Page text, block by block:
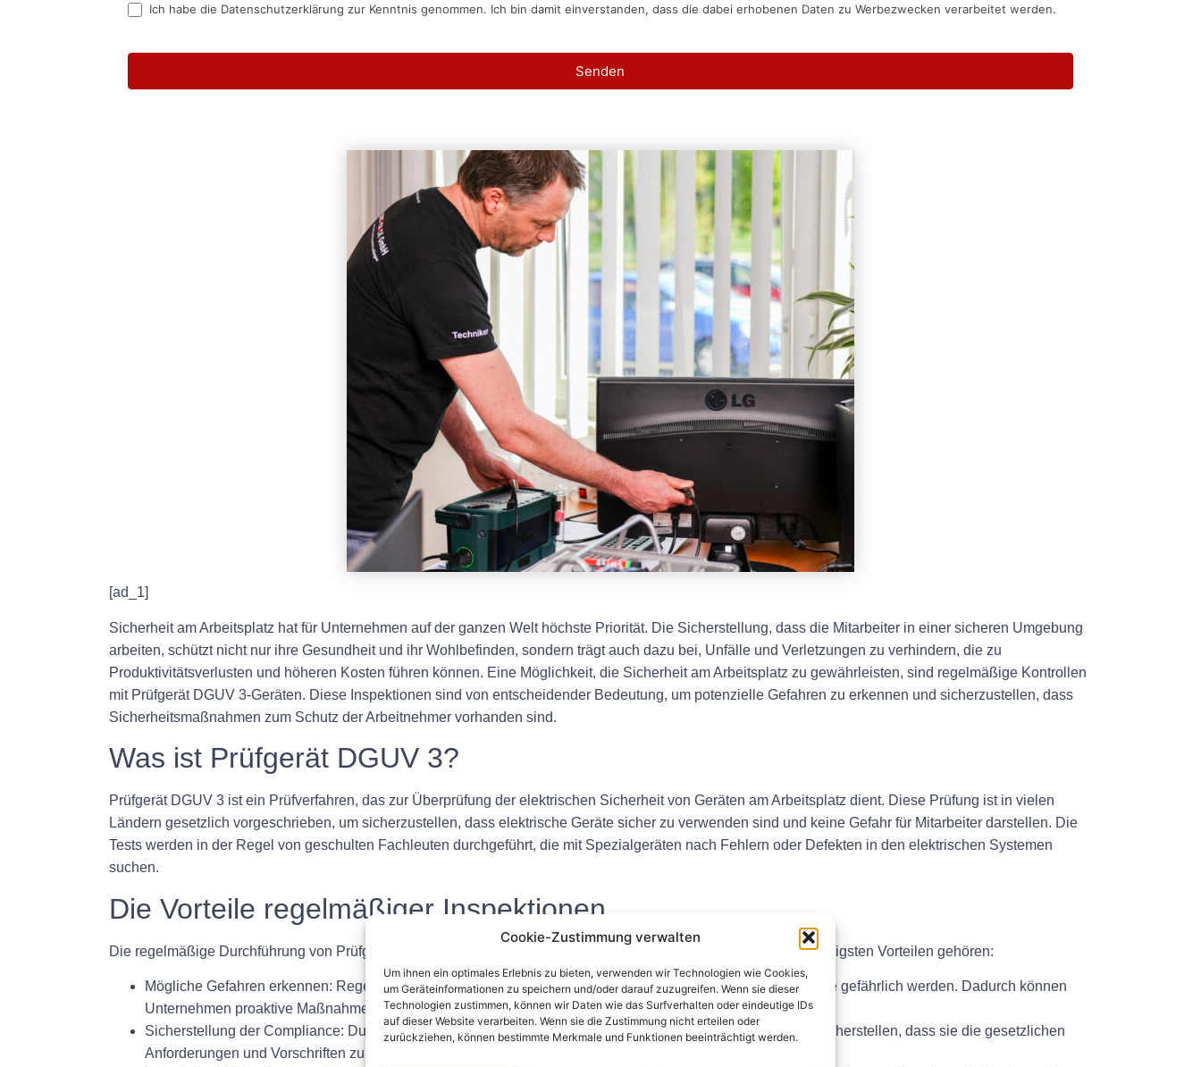
Cookie-Zustimmung verwalten
Um ihnen ein optimales Erlebnis zu bieten, verwenden wir Technologien wie Cookies,
um Geräteinformationen zu speichern und/oder darauf zuzugreifen. Wenn sie dieser
Technologien zustimmen, können wir Daten wie das Surfverhalten oder eindeutige IDs
auf dieser Website verarbeiten. Wenn sie die Zustimmung nicht erteilen oder
zurückziehen, können bestimmte Merkmale und Funktionen beeinträchtigt werden.
Ich habe die Datenschutzerklärung zur Kenntnis genommen. Ich bin damit einverstanden, dass die dabei erhobenen Daten zu Werbezwecken verarbeitet werden.
Senden
[ad_1]
Sicherheit am Arbeitsplatz hat für Unternehmen auf der ganzen Welt höchste Priorität. Die Sicherstellung, dass die Mitarbeiter in einer sicheren Umgebung
arbeiten, schützt nicht nur ihre Gesundheit und ihr Wohlbefinden, sondern trägt auch dazu bei, Unfälle und Verletzungen zu verhindern, die zu
Produktivitätsverlusten und höheren Kosten führen können. Eine Möglichkeit, die Sicherheit am Arbeitsplatz zu gewährleisten, sind regelmäßige Kontrollen
mit Prüfgerät DGUV 3-Geräten. Diese Inspektionen sind von entscheidender Bedeutung, um potenzielle Gefahren zu erkennen und sicherzustellen, dass
Sicherheitsmaßnahmen zum Schutz der Arbeitnehmer vorhanden sind.
Was ist Prüfgerät DGUV 3?
Prüfgerät DGUV 3 ist ein Prüfverfahren, das zur Überprüfung der elektrischen Sicherheit von Geräten am Arbeitsplatz dient. Diese Prüfung ist in vielen
Ländern gesetzlich vorgeschrieben, um sicherzustellen, dass elektrische Geräte sicher zu verwenden sind und keine Gefahr für Mitarbeiter darstellen. Die
Tests werden in der Regel von geschulten Fachleuten durchgeführt, die mit Spezialgeräten nach Fehlern oder Defekten in den elektrischen Systemen
suchen.
Die Vorteile regelmäßiger Inspektionen
Die regelmäßige Durchführung von Prüfgerät DGUV 3-Prüfungen am Arbeitsplatz bietet viele Vorteile. Zu den wichtigsten Vorteilen gehören:
Mögliche Gefahren erkennen: Regelmäßige Inspektionen helfen, potenzielle Gefahren zu erkennen, bevor sie gefährlich werden. Dadurch können
Unternehmen proaktive Maßnahmen ergreifen, um etwaige Probleme anzugehen und Unfälle zu verhindern.
Sicherstellung der Compliance: Durch die Durchführung regelmäßiger Inspektionen können Unternehmen sicherstellen, dass sie die gesetzlichen
Anforderungen und Vorschriften zur Arbeitssicherheit einhalten.